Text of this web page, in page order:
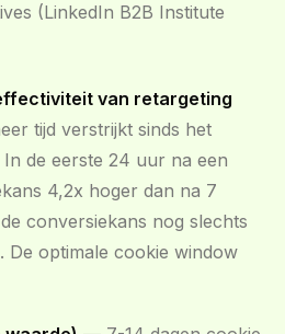
(LinkedIn B2B Institute
van retargeting
tijd verstrijkt sinds het
de eerste 24 uur na een
4,2x hoger dan na 7
conversiekans nog slechts
De optimale cookie window